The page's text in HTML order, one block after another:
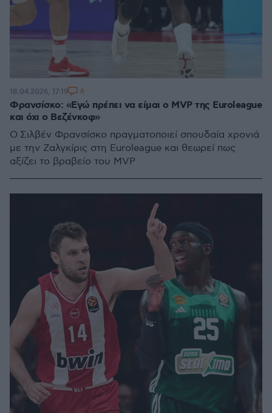
Φρανσίσκο: «Εγώ πρέπει να είμαι ο MVP της Euroleague
και όχι ο Βεζένκοφ»
O Σιλβέν Φρανσίσκο πραγματοποιεί σπουδαία χρονιά
με την Ζαλγκίρις στη Euroleague και θεωρεί πως
αξίζει το βραβείο του MVP
18.04.2026, 17:19 6